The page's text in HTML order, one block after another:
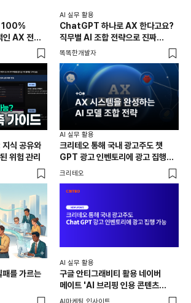
100%
인 AX 전략
AI 실무 활용
ChatGPT 하나로 AX 한다고요?
직무별 AI 조합 전략으로 진짜
자동화하는 방법
똑똑한개발자
지식 공유와
위험 관리
AI 실무 활용
크리테오 통해 국내 광고주도 챗
GPT 광고 인벤토리에 광고 집행
가능
크리테오
를 가르는
AI 실무 활용
구글 안티그래비티 활용 네이버
메이트 'AI 브리핑 인용 콘텐츠
최적화 서비스' 제작방
AI마케팅 인사이트